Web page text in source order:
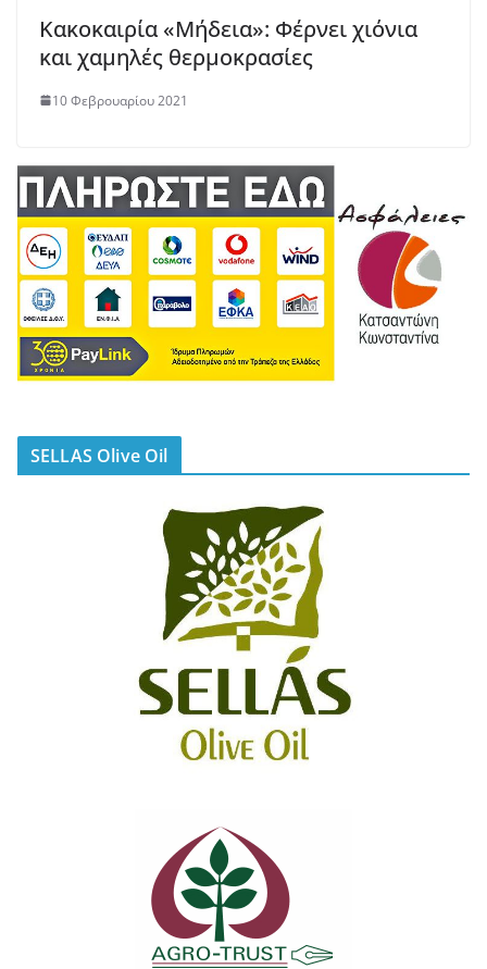
Κακοκαιρία «Μήδεια»: Φέρνει χιόνια
και χαμηλές θερμοκρασίες
10 Φεβρουαρίου 2021
SELLAS Olive Oil